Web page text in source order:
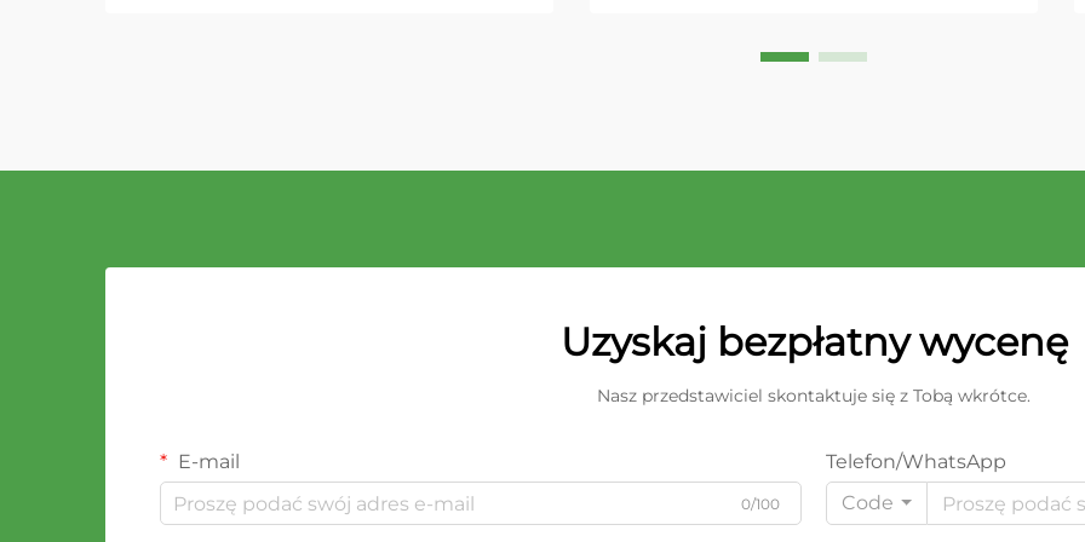
Uzyskaj bezpłatny wycenę
Nasz przedstawiciel skontaktuje się z Tobą wkrótce.
E-mail
0/100
Telefon/WhatsApp
Code